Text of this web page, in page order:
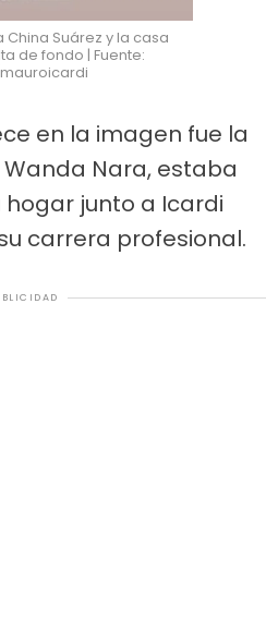
China Suárez y la casa
de fondo | Fuente:
en la imagen fue la
Nara, estaba
junto a Icardi
carrera profesional.